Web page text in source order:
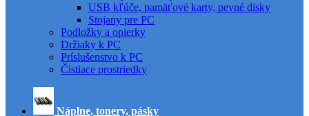
USB kľúče, pamäťové karty, pevné disky
Stojany pre PC
Podložky a opierky
Držiaky k PC
Príslušenstvo k PC
Čistiace prostriedky
Náplne, tonery, pásky